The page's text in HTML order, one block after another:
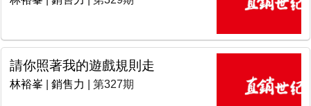
請你照著我的遊戲規則走
林裕峯 銷售力 | 第327期